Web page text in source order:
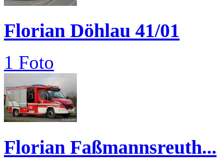
Florian Döhlau 41/01
1 Foto
Florian Faßmannsreuth...